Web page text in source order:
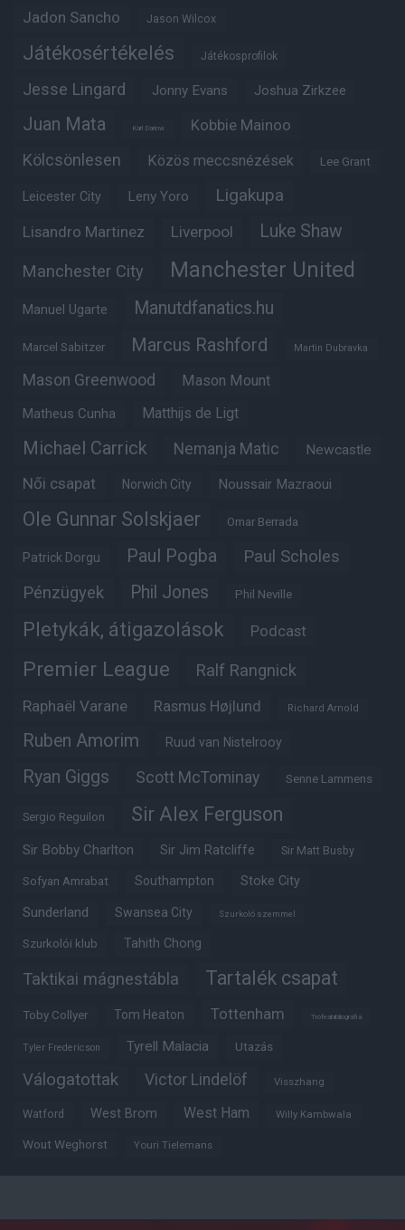
Jadon Sancho Jason Wilcox
Játékosértékelés Játékosprofilok
Jesse Lingard Jonny Evans Joshua Zirkzee
Juan Mata Karl Darlow Kobbie Mainoo
Kölcsönlesen Közös meccsnézések Lee Grant
Leicester City Leny Yoro Ligakupa
Lisandro Martinez Liverpool Luke Shaw
Manchester City Manchester United
Manuel Ugarte Manutdfanatics.hu
Marcel Sabitzer Marcus Rashford Martin Dubravka
Mason Greenwood Mason Mount
Matheus Cunha Matthijs de Ligt
Michael Carrick Nemanja Matic Newcastle
Női csapat Norwich City Noussair Mazraoui
Ole Gunnar Solskjaer Omar Berrada
Patrick Dorgu Paul Pogba Paul Scholes
Pénzügyek Phil Jones Phil Neville
Pletykák, átigazolások Podcast
Premier League Ralf Rangnick
Raphaël Varane Rasmus Højlund Richard Arnold
Ruben Amorim Ruud van Nistelrooy
Ryan Giggs Scott McTominay Senne Lammens
Sergio Reguilon Sir Alex Ferguson
Sir Bobby Charlton Sir Jim Ratcliffe Sir Matt Busby
Sofyan Amrabat Southampton Stoke City
Sunderland Swansea City Szurkoló szemmel
Szurkolói klub Tahith Chong
Taktikai mágnestábla Tartalék csapat
Toby Collyer Tom Heaton Tottenham Trófeabibliográfia
Tyler Fredericson Tyrell Malacia Utazás
Válogatottak Victor Lindelöf Visszhang
Watford West Brom West Ham Willy Kambwala
Wout Weghorst Youri Tielemans